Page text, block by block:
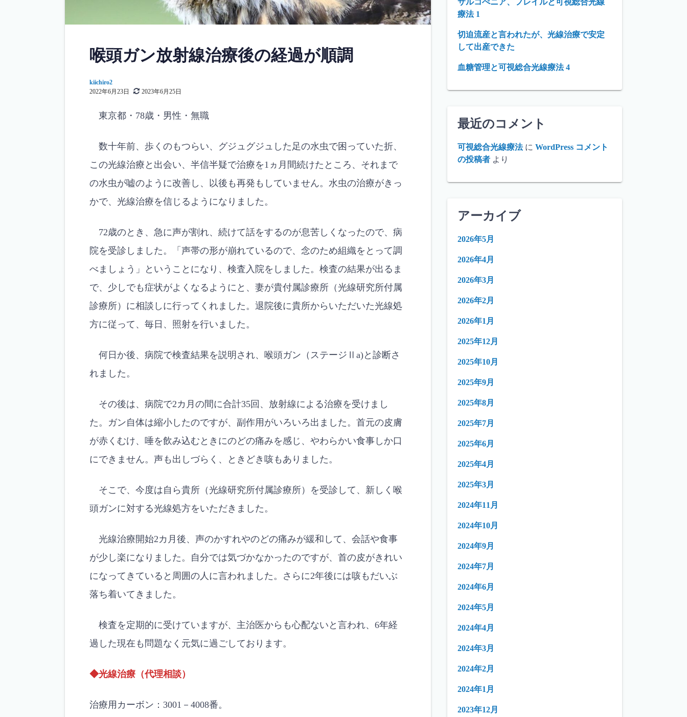
喉頭ガン放射線治療後の経過が順調
kiichiro2
2022年6月23日
2023年6月25日
東京都・78歳・男性・無職
数十年前、歩くのもつらい、グジュグジュした足の水虫で困っていた折、
この光線治療と出会い、半信半疑で治療を1ヵ月間続けたところ、それまで
の水虫が嘘のように改善し、以後も再発もしていません。水虫の治療がきっ
かで、光線治療を信じるようになりました。
72歳のとき、急に声が割れ、続けて話をするのが息苦しくなったので、病
院を受診しました。「声帯の形が崩れているので、念のため組織をとって調
べましょう」ということになり、検査入院をしました。検査の結果が出るま
で、少しでも症状がよくなるようにと、妻が貴付属診療所（光線研究所付属
診療所）に相談しに行ってくれました。退院後に貴所からいただいた光線処
方に従って、毎日、照射を行いました。
何日か後、病院で検査結果を説明され、喉頭ガン（ステージⅡa)と診断さ
れました。
その後は、病院で2カ月の間に合計35回、放射線による治療を受けまし
た。ガン自体は縮小したのですが、副作用がいろいろ出ました。首元の皮膚
が赤くむけ、唾を飲み込むときにのどの痛みを感じ、やわらかい食事しか口
にできません。声も出しづらく、ときどき咳もありました。
そこで、今度は自ら貴所（光線研究所付属診療所）を受診して、新しく喉
頭ガンに対する光線処方をいただきました。
光線治療開始2カ月後、声のかすれやのどの痛みが緩和して、会話や食事
が少し楽になりました。自分では気づかなかったのですが、首の皮がきれい
になってきていると周囲の人に言われました。さらに2年後には咳もだいぶ
落ち着いてきました。
検査を定期的に受けていますが、主治医からも心配ないと言われ、6年経
過した現在も問題なく元気に過ごしております。
◆光線治療（代理相談）
治療用カーボン：3001－4008番。
サルコぺニア、フレイルと可視総合光線
療法 1
切迫流産と言われたが、光線治療で安定
して出産できた
血糖管理と可視総合光線療法 4
最近のコメント
可視総合光線療法に WordPress コメント
の投稿者 より
アーカイブ
2026年5月
2026年4月
2026年3月
2026年2月
2026年1月
2025年12月
2025年10月
2025年9月
2025年8月
2025年7月
2025年6月
2025年4月
2025年3月
2024年11月
2024年10月
2024年9月
2024年7月
2024年6月
2024年5月
2024年4月
2024年3月
2024年2月
2024年1月
2023年12月